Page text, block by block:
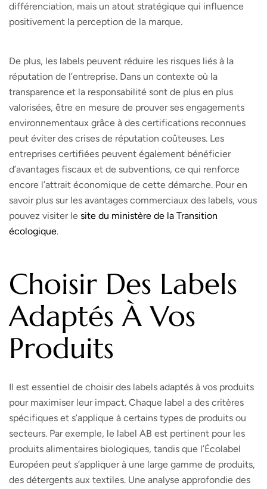
différenciation, mais un atout stratégique qui influence
positivement la perception de la marque.
De plus, les labels peuvent réduire les risques liés à la
réputation de l’entreprise. Dans un contexte où la
transparence et la responsabilité sont de plus en plus
valorisées, être en mesure de prouver ses engagements
environnementaux grâce à des certifications reconnues
peut éviter des crises de réputation coûteuses. Les
entreprises certifiées peuvent également bénéficier
d’avantages fiscaux et de subventions, ce qui renforce
encore l’attrait économique de cette démarche. Pour en
savoir plus sur les avantages commerciaux des labels, vous
pouvez visiter le site du ministère de la Transition
écologique.
Choisir Des Labels
Adaptés À Vos
Produits
Il est essentiel de choisir des labels adaptés à vos produits
pour maximiser leur impact. Chaque label a des critères
spécifiques et s’applique à certains types de produits ou
secteurs. Par exemple, le label AB est pertinent pour les
produits alimentaires biologiques, tandis que l’Écolabel
Européen peut s’appliquer à une large gamme de produits,
des détergents aux textiles. Une analyse approfondie des